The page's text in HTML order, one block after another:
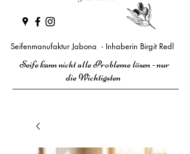
Seifenmanufaktur Jabona - Inhaberin Birgit Redl
Seife kann nicht alle Probleme lösen - nur
die Wichtigsten